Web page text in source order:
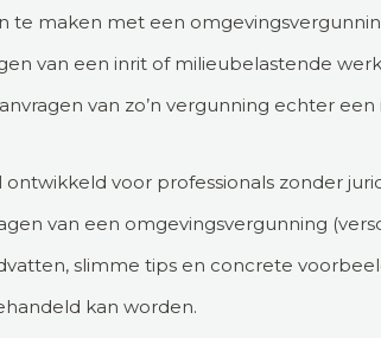
te maken met een
van een inrit of milieubelastende
van zo’n vergunning echter
ontwikkeld voor professionals zonder
van een omgevingsvergunning
slimme tips en concrete
kan worden.